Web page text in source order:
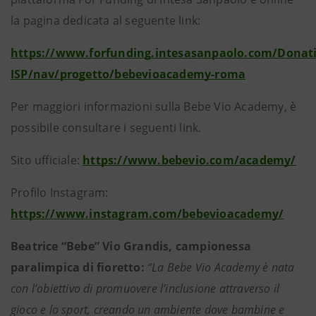
la pagina dedicata al seguente link:
https://www.forfunding.intesasanpaolo.com/
ISP/nav/progetto/bebevioacademy-roma
Per maggiori informazioni sulla Bebe Vio Academy, è
possibile consultare i seguenti link.
Sito ufficiale: https://www.bebevio.com/academy/
Profilo Instagram:
https://www.instagram.com/bebevioacademy/
Beatrice “Bebe” Vio Grandis, campionessa
paralimpica di fioretto: “La Bebe Vio Academy è nata
con l’obiettivo di promuovere l’inclusione attraverso il
gioco e lo sport, creando un ambiente dove bambine e